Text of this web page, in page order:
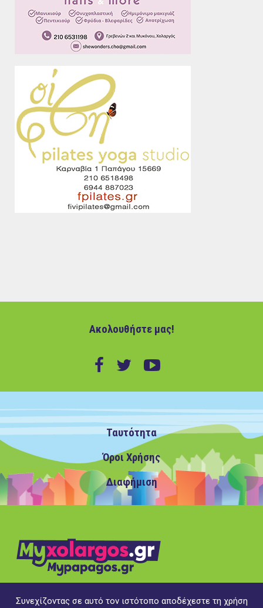
Ακολουθήστε μας!
Ταυτότητα
Όροι Χρήσης
Διαφήμιση
Συνεχίζοντας σε αυτό τον ιστότοπο αποδέχεστε τη χρήση